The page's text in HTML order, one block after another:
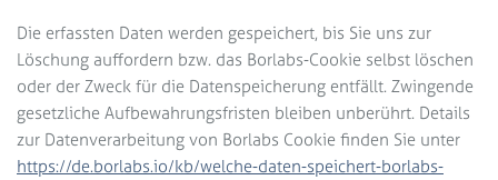
Die erfassten Daten werden gespeichert, bis Sie uns zur
Löschung auffordern bzw. das Borlabs-Cookie selbst löschen
oder der Zweck für die Datenspeicherung entfällt. Zwingende
gesetzliche Aufbewahrungsfristen bleiben unberührt. Details
zur Datenverarbeitung von Borlabs Cookie finden Sie unter
https://de.borlabs.io/kb/welche-daten-speichert-borlabs-